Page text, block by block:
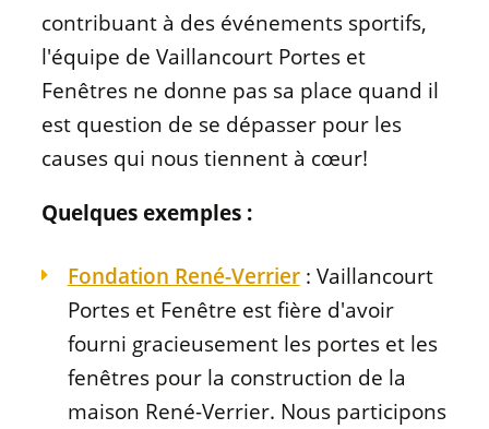
contribuant à des événements sportifs,
l'équipe de Vaillancourt Portes et
Fenêtres ne donne pas sa place quand il
est question de se dépasser pour les
causes qui nous tiennent à cœur!
Quelques exemples :
Fondation René-Verrier: Vaillancourt
Portes et Fenêtre est fière d'avoir
fourni gracieusement les portes et les
fenêtres pour la construction de la
maison René-Verrier. Nous participons